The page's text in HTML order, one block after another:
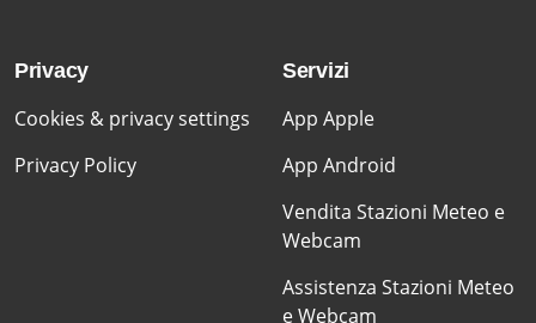
Privacy
Cookies & privacy settings
Privacy Policy
Servizi
App Apple
App Android
Vendita Stazioni Meteo e
Webcam
Assistenza Stazioni Meteo
e Webcam